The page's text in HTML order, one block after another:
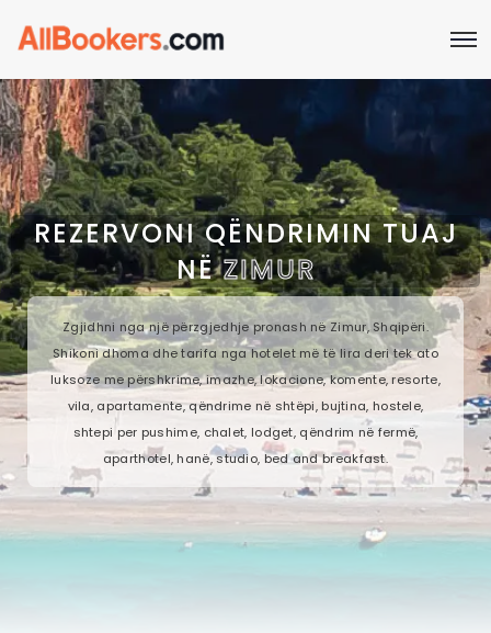
REZERVONI QËNDRIMIN TUAJ
NËZIMUR
Zgjidhni nga një përzgjedhje pronash në Zimur, Shqipëri.
Shikoni dhoma dhe tarifa nga hotelet më të lira deri tek ato
luksoze me përshkrime, imazhe, lokacione, komente, resorte,
vila, apartamente, qëndrime në shtëpi, bujtina, hostele,
shtepi per pushime, chalet, lodget, qëndrim në fermë,
aparthotel, hanë, studio, bed and breakfast.